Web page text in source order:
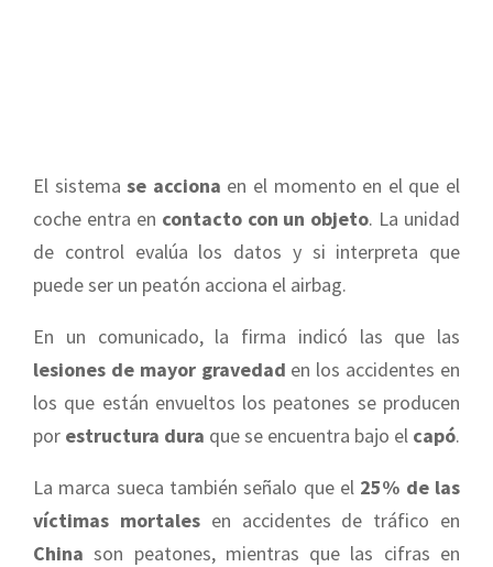
El sistemase acciona en el momento en el que el
coche entra en contacto con un objeto. La unidad
de control evalúa los datos y si interpreta que
puede ser un peatón acciona el airbag.
En un comunicado, la firma indicó las que las
lesiones de mayor gravedad en los accidentes en
los que están envueltos los peatones se producen
por estructura dura que se encuentra bajo el capó.
La marca sueca también señalo que el 25% de las
víctimas mortalesen accidentes de tráfico en
China son peatones, mientras que las cifras en